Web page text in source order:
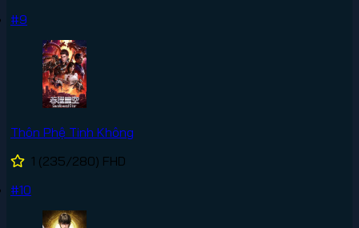
#9
Thôn Phệ Tinh Không
1 (235/280) FHD
#10